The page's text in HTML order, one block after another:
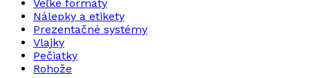
Veľké formáty
Nálepky a etikety
Prezentačné systémy
Vlajky
Pečiatky
Rohože